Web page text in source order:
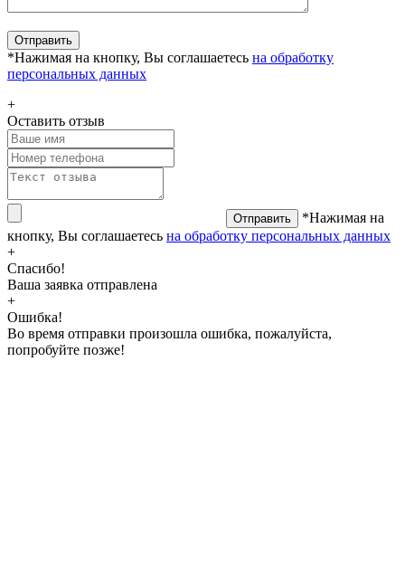
*Нажимая на кнопку, Вы соглашаетесь на обработку
персональных данных
+
Оставить отзыв
Отправить
*Нажимая на
кнопку, Вы соглашаетесь на обработку персональных данных
+
Спасибо!
Ваша заявка отправлена
+
Ошибка!
Во время отправки произошла ошибка, пожалуйста,
попробуйте позже!